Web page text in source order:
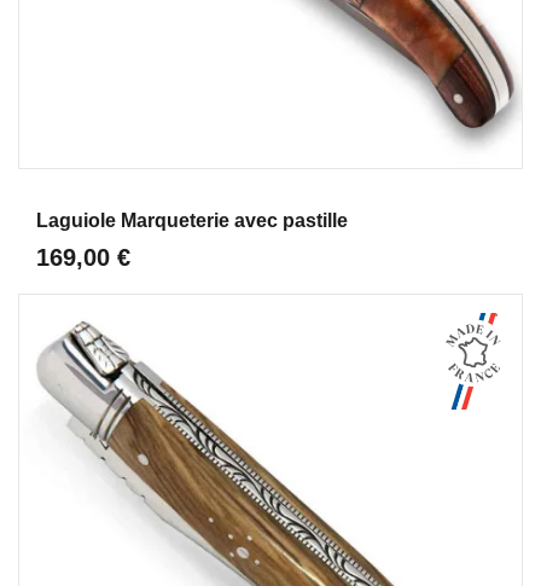
Laguiole Marqueterie avec pastille
169,00 €